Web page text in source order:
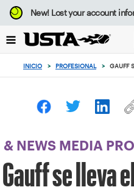
Enfoque
desde
botón
volver
principio
New!Lost your account
INICIO > PROFESIONAL > GAUFF
& NEWS MEDIA PRO
Gauff se lleva